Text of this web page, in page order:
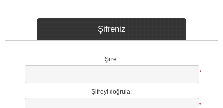
Şifreniz
Şifre:
*
Şifreyi doğrula:
*